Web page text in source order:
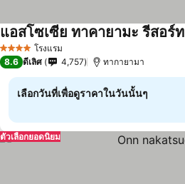
4 ดาว โรงแรม
แอสโซเซีย ทาคายามะ รีสอร์ท
8.6 ดีเลิศ 4,757 ทากายามา
เลือกวันที่เพื่อดูราคาในวันนั้นๆ
ตัวเลือกยอดนิยม